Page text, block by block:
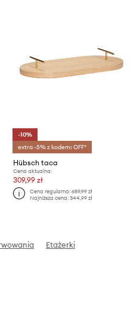
-10%
extra -5% z kodem: OFF*
Hübsch taca
Cena aktualna:
309,99 zł
Cena regularna:689,99 zł
Najniższa cena:344,99 zł
Etażerki